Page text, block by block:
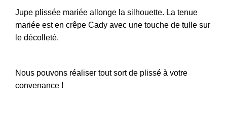
Jupe plissée mariée allonge la silhouette. La tenue
mariée est en crêpe Cady avec une touche de tulle sur
le décolleté.
Nous pouvons réaliser tout sort de plissé à votre
convenance !